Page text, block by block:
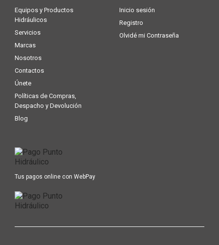
Equipos y Productos
Hidráulicos
Servicios
Marcas
Nosotros
Contactos
Únete
Políticas de Compras,
Despacho y Devolución
Blog
Inicio sesión
Registro
Olvidé mi Contraseña
Tus pagos online con WebPay